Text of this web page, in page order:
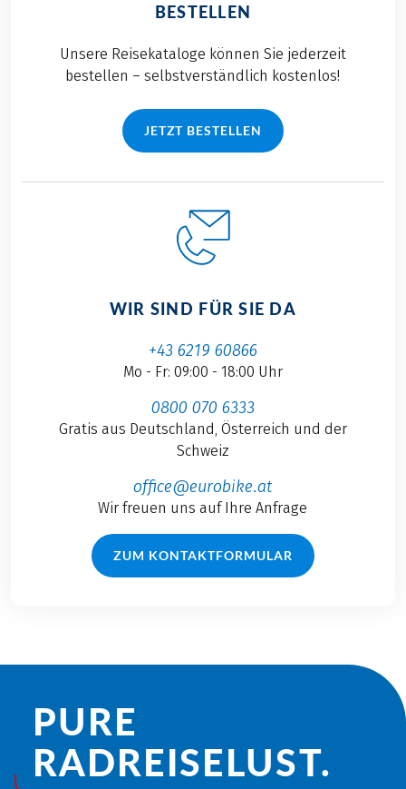
BESTELLEN
Unsere Reisekataloge können Sie jederzeit
bestellen – selbstverständlich kostenlos!
JETZT BESTELLEN
WIR SIND FÜR SIE DA
+43 6219 60866
Mo - Fr: 09:00 - 18:00 Uhr
0800 070 6333
Gratis aus Deutschland, Österreich und der
Schweiz
office@eurobike.at
Wir freuen uns auf Ihre Anfrage
ZUM KONTAKTFORMULAR
PURE
RADREISE­LUST.